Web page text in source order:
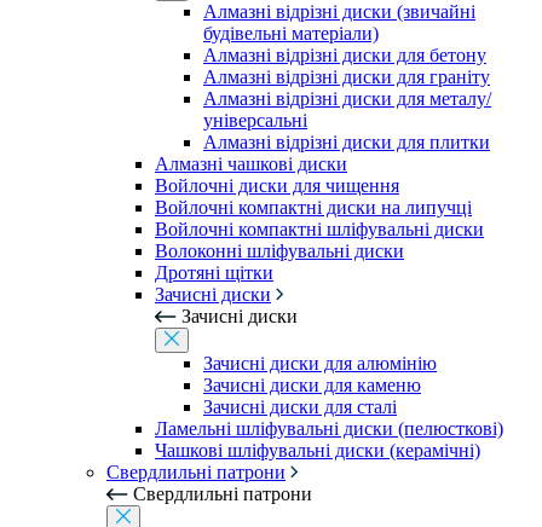
Алмазні відрізні диски (звичайні
будівельні матеріали)
Алмазні відрізні диски для бетону
Алмазні відрізні диски для граніту
Алмазні відрізні диски для металу/
універсальні
Алмазні відрізні диски для плитки
Алмазні чашкові диски
Войлочні диски для чищення
Войлочні компактні диски на липучці
Войлочні компактні шліфувальні диски
Волоконні шліфувальні диски
Дротяні щітки
Зачисні диски
Зачисні диски
Зачисні диски для алюмінію
Зачисні диски для каменю
Зачисні диски для сталі
Ламельні шліфувальні диски (пелюсткові)
Чашкові шліфувальні диски (керамічні)
Свердлильні патрони
Свердлильні патрони